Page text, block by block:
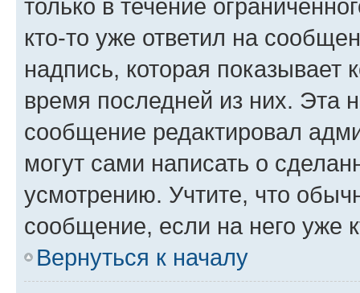
только в течение
кто-то уже ответил на
надпись, которая показывает
время последней из них. Эта
сообщение редактировал
могут сами написать о
усмотрению. Учтите, что
сообщение, если на него уже
Вернуться к началу